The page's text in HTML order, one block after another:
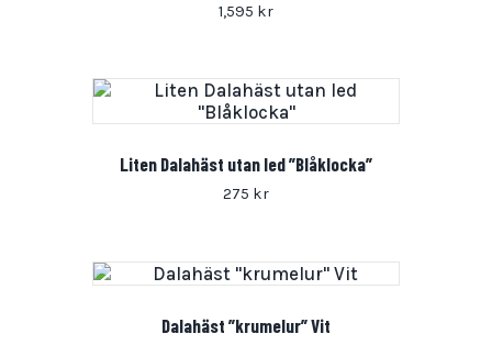
1,595 kr
Liten Dalahäst utan led ”Blåklocka”
275 kr
Dalahäst ”krumelur” Vit